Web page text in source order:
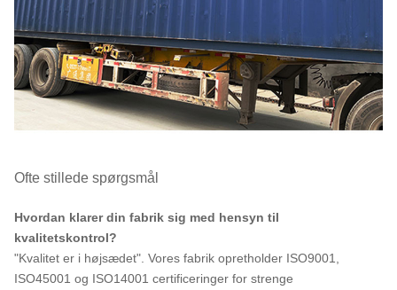
Ofte stillede spørgsmål
Hvordan klarer din fabrik sig med hensyn til
kvalitetskontrol?
"Kvalitet er i højsædet". Vores fabrik opretholder ISO9001,
ISO45001 og ISO14001 certificeringer for strenge